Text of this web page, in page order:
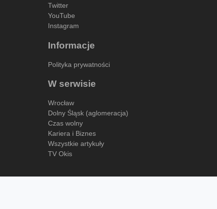
Twitter
YouTube
Instagram
Informacje
Polityka prywatności
W serwisie
Wrocław
Dolny Śląsk (aglomeracja)
Czas wolny
Kariera i Biznes
Wszystkie artykuły
TV Okis